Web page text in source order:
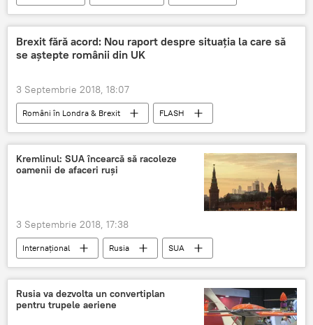
loto
economist
loterie
România
Brexit fără acord: Nou raport despre situaţia la care să
se aştepte românii din UK
3 Septembrie 2018, 18:07
Români în Londra & Brexit
FLASH
Societate
DIASPORĂ
Brexit. Marea Britanie a ieșit din UE
Marea Britanie
Uniunea Europeană
Brexit
Kremlinul: SUA încearcă să racoleze
oamenii de afaceri ruși
3 Septembrie 2018, 17:38
Internaţional Rusia
SUA
Oleg Deripaska
FBI
informator
racolare
The New York Times
Dmitri Peskov
Rusia va dezvolta un convertiplan
pentru trupele aeriene